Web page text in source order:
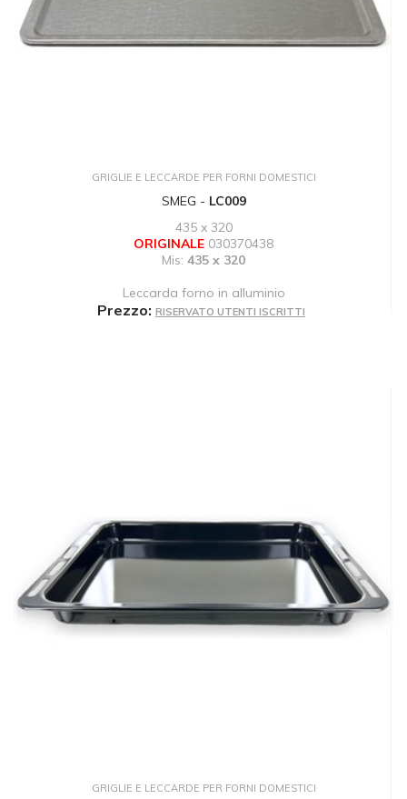
GRIGLIE E LECCARDE PER FORNI DOMESTICI
SMEG - LC009
435 x 320
ORIGINALE 030370438
Mis: 435 x 320
Leccarda forno in alluminio
Prezzo: RISERVATO UTENTI ISCRITTI
GRIGLIE E LECCARDE PER FORNI DOMESTICI